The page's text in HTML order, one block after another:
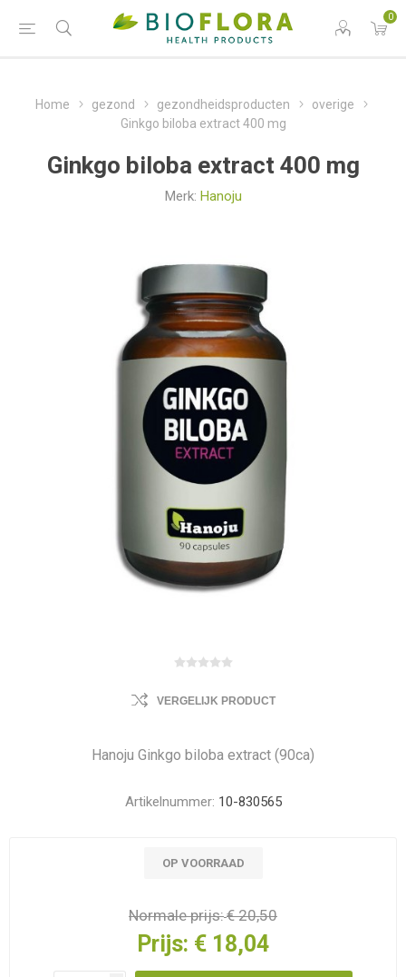
0
Home gezond gezondheidsproducten
overige
Ginkgo biloba extract 400 mg
Ginkgo biloba extract 400 mg
Merk: Hanoju
VERGELIJK PRODUCT
Hanoju Ginkgo biloba extract (90ca)
Artikelnummer: 10-830565
OP VOORRAAD
Normale prijs:€ 20,50
Prijs: € 18,04